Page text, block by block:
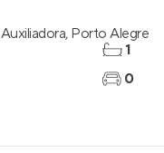
Auxiliadora, Porto Alegre
1
0